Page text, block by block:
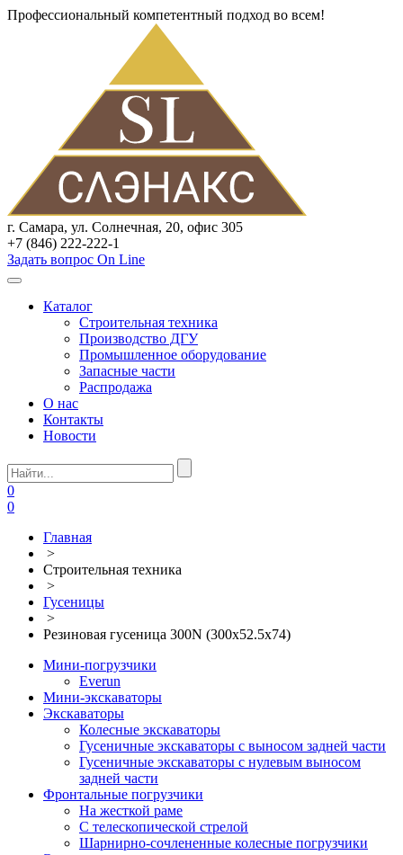
Профессиональный компетентный подход во всем!
г. Самара, ул. Солнечная, 20, офис 305
+7 (846) 222-222-1
Задать вопрос On Line
Каталог
Строительная техника
Производство ДГУ
Промышленное оборудование
Запасные части
Распродажа
О нас
Контакты
Новости
0
0
Главная
>
Строительная техника
>
Гусеницы
>
Резиновая гусеница 300N (300х52.5х74)
Мини-погрузчики
Everun
Мини-экскаваторы
Экскаваторы
Колесные экскаваторы
Гусеничные экскаваторы с выносом задней части
Гусеничные экскаваторы с нулевым выносом
задней части
Фронтальные погрузчики
На жесткой раме
С телескопической стрелой
Шарнирно-сочлененные колесные погрузчики